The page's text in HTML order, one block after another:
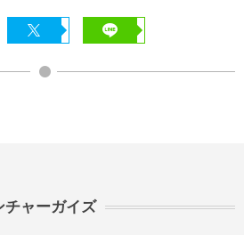
チャーガイズ